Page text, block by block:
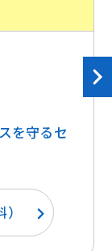
を守るセ